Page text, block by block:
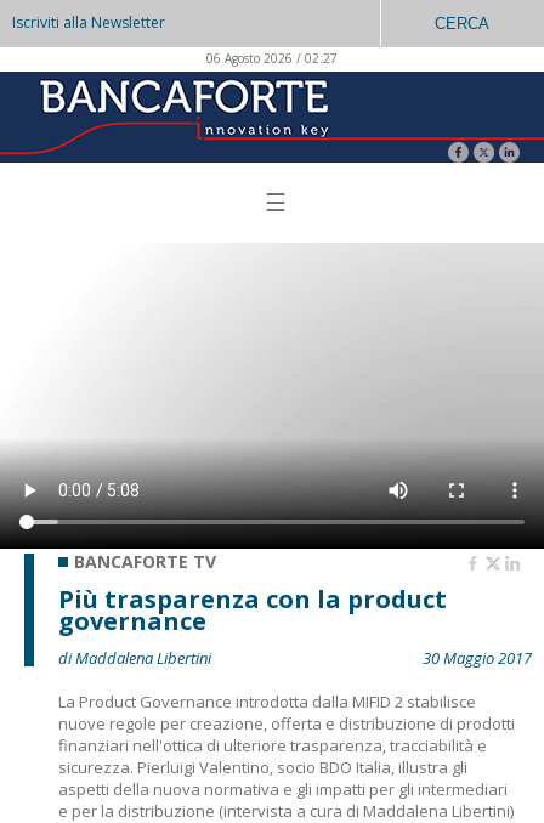
Iscriviti alla Newsletter CERCA
06 Agosto 2026 / 02:27
☰
BANCAFORTE TV
Più trasparenza con la product
governance
di Maddalena Libertini
30 Maggio 2017
La Product Governance introdotta dalla MIFID 2 stabilisce
nuove regole per creazione, offerta e distribuzione di prodotti
finanziari nell'ottica di ulteriore trasparenza, tracciabilità e
sicurezza. Pierluigi Valentino, socio BDO Italia, illustra gli
aspetti della nuova normativa e gli impatti per gli intermediari
e per la distribuzione (intervista a cura di Maddalena Libertini)